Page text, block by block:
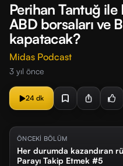
Perihan Tantuğ ile
ABD borsaları ve
kapatacak?
Midas Podcast
3 yıl önce
24 dk
ÖNCEKİ BÖLÜM
Her durumda kazandıran
Parayı Takip Etmek #5